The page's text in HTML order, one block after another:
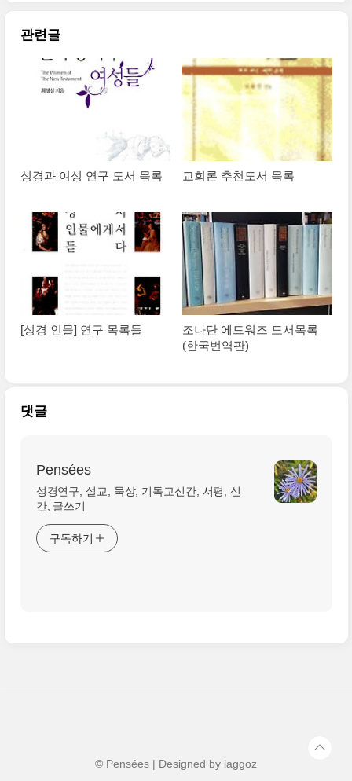
관련글
성경과 여성 연구 도서 목록 교회론 추천도서 목록
[성경 인물] 연구 목록들
조나단 에드워즈 도서목록
(한국번역판)
댓글
Pensées
성경연구, 설교, 묵상, 기독교신간, 서평, 신
간, 글쓰기
구독하기
© Pensées | Designed by laggoz